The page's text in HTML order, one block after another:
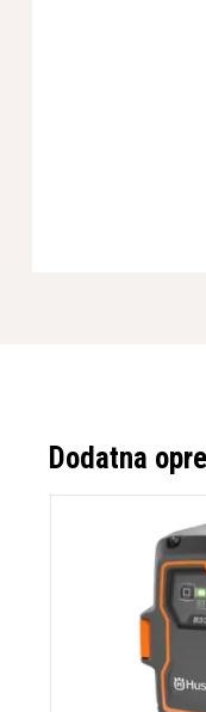
Dodatna